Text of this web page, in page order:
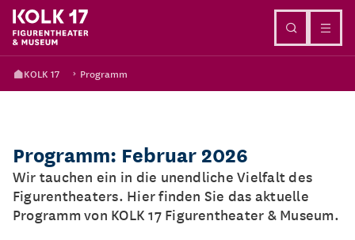
KOLK 17 Programm
Programm: Februar 2026
Wir tauchen ein in die unendliche Vielfalt des
Figurentheaters. Hier finden Sie das aktuelle
Programm von KOLK 17 Figurentheater & Museum.